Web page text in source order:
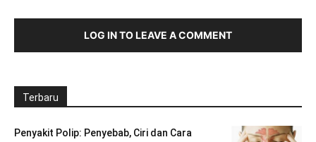
LOG IN TO LEAVE A COMMENT
Terbaru
Penyakit Polip: Penyebab, Ciri dan Cara